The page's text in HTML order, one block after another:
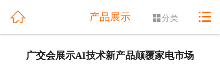
关于我们
公司动态
 产品展示 分类 
广交会展示AI技术新产品颠覆家电市场